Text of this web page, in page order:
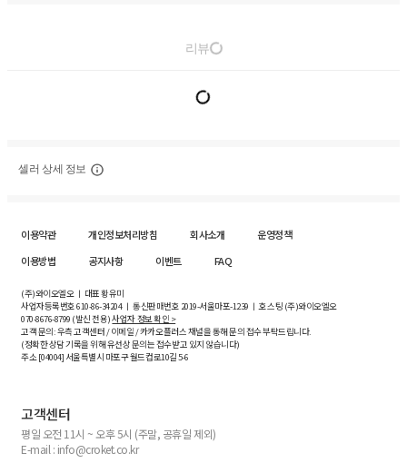
리뷰
셀러 상세 정보
이용약관 개인정보처리방침 회사소개
운영정책
이용방법
공지사항 이벤트 FAQ
(주)와이오엘오 ㅣ 대표 황유미
사업자등록번호610-86-34204ㅣ 통신판매번호 2019-서울마포-1239 ㅣ 호스팅 (주)와이오엘오
070-8676-8799 (발신 전용)사업자 정보 확인 >
고객 문의: 우측 고객센터 / 이메일 / 카카오플러스 채널을 통해 문의 접수 부탁드립니다.
(정확한 상담 기록을 위해 유선상 문의는 접수받고 있지 않습니다)
주소 [04004] 서울특별시 마포구 월드컵로10길5-6
고객센터
평일 오전 11시 ~ 오후 5시 (주말, 공휴일 제외)
E-mail : info@croket.co.kr